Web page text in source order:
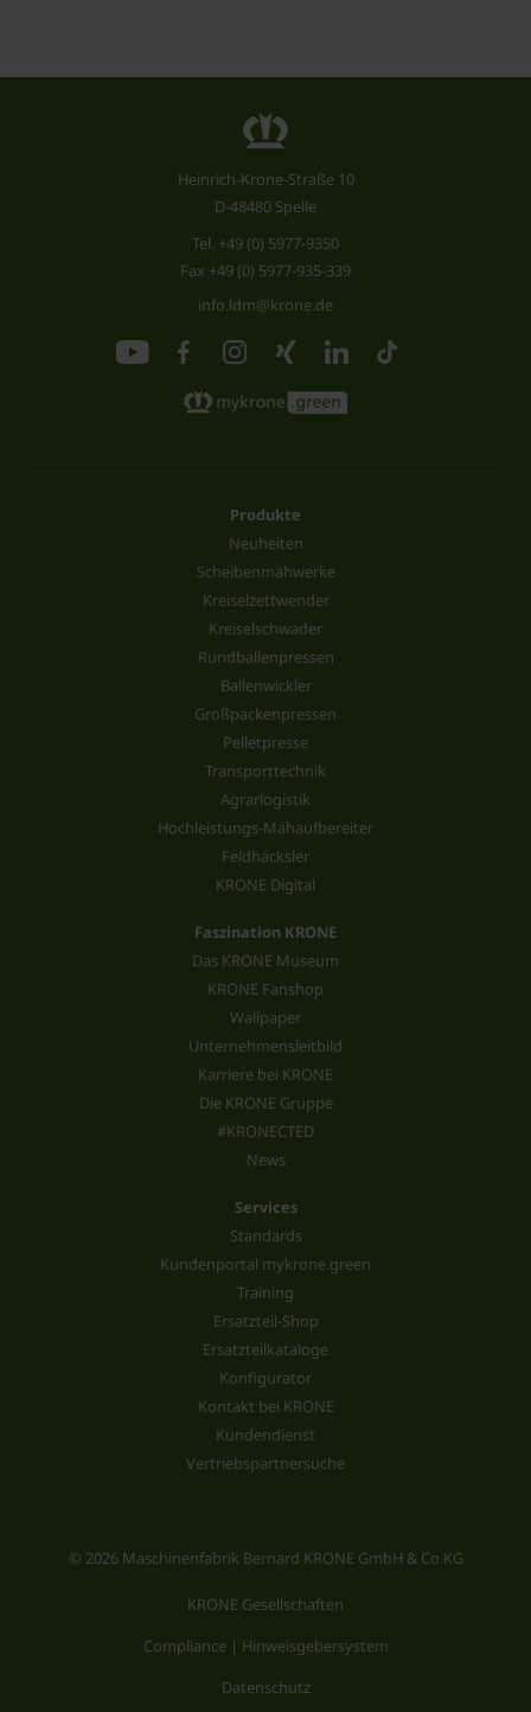
Heinrich-Krone-Straße 10
D-48480 Spelle
Tel. +49 (0) 5977-9350
Fax +49 (0) 5977-935-339
info.ldm@krone.de
Produkte
Neuheiten
Scheibenmähwerke
Kreiselzettwender
Kreiselschwader
Rundballenpressen
Ballenwickler
Großpackenpressen
Pelletpresse
Transporttechnik
Agrarlogistik
Hochleistungs-Mähaufbereiter
Feldhäcksler
KRONE Digital
Faszination KRONE
Das KRONE Museum
KRONE Fanshop
Wallpaper
Unternehmensleitbild
Karriere bei KRONE
Die KRONE Gruppe
#KRONECTED
News
Services
Standards
Kundenportal mykrone.green
Training
Ersatzteil-Shop
Ersatzteilkataloge
Konfigurator
Kontakt bei KRONE
Kundendienst
Vertriebspartnersuche
© 2026 Maschinenfabrik Bernard KRONE GmbH & Co.KG
KRONE Gesellschaften
Compliance | Hinweisgebersystem
Datenschutz